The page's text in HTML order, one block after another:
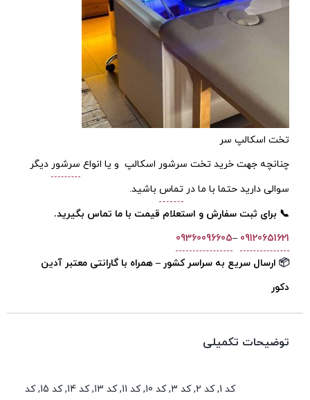
تخت اسکالپ سر
چنانچه جهت خرید تخت سرشور اسکالپ و یا انواع سرشور دیگر
سوالی دارید حتما با ما در تماس باشید.
📞 برای ثبت سفارش و استعلام قیمت با ما تماس بگیرید.
09120651621
–
09360096605
📦 ارسال سریع به سراسر کشور – همراه با گارانتی معتبر آدین
دکور
توضیحات تکمیلی
کد 1, کد 2, کد 3, کد 10, کد 11, کد 13, کد 14, کد 15, کد